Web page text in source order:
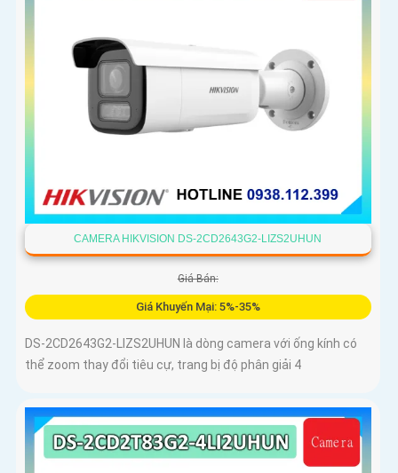
CAMERA HIKVISION DS-2CD2643G2-LIZS2UHUN
Giá Bán:
Giá Khuyến Mại: 5%-35%
DS-2CD2643G2-LIZS2UHUN là dòng camera với ống kính có
thể zoom thay đổi tiêu cự, trang bị độ phân giải 4